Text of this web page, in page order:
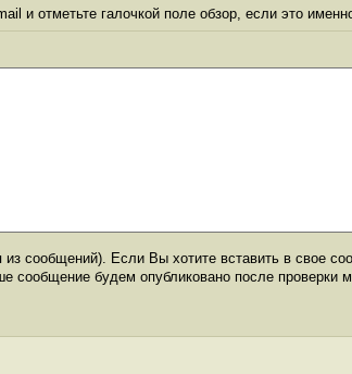
и отметьте галочкой поле обзор, если это
из сообщений). Если Вы хотите вставить в свое
сообщение будем опубликовано после проверки